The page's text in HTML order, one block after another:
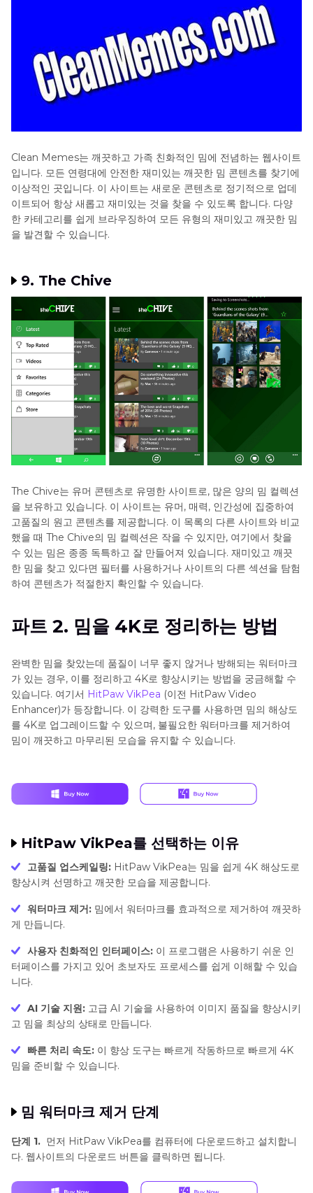
Clean Memes는 깨끗하고 가족 친화적인 밈에 전념하는 웹사이트
입니다. 모든 연령대에 안전한 재미있는 깨끗한 밈 콘텐츠를 찾기에
이상적인 곳입니다. 이 사이트는 새로운 콘텐츠로 정기적으로 업데
이트되어 항상 새롭고 재미있는 것을 찾을 수 있도록 합니다. 다양
한 카테고리를 쉽게 브라우징하여 모든 유형의 재미있고 깨끗한 밈
을 발견할 수 있습니다.
9. The Chive
The Chive는 유머 콘텐츠로 유명한 사이트로, 많은 양의 밈 컬렉션
을 보유하고 있습니다. 이 사이트는 유머, 매력, 인간성에 집중하여
고품질의 원고 콘텐츠를 제공합니다. 이 목록의 다른 사이트와 비교
했을 때 The Chive의 밈 컬렉션은 작을 수 있지만, 여기에서 찾을
수 있는 밈은 종종 독특하고 잘 만들어져 있습니다. 재미있고 깨끗
한 밈을 찾고 있다면 필터를 사용하거나 사이트의 다른 섹션을 탐험
하여 콘텐츠가 적절한지 확인할 수 있습니다.
파트 2. 밈을 4K로 정리하는 방법
완벽한 밈을 찾았는데 품질이 너무 좋지 않거나 방해되는 워터마크
가 있는 경우, 이를 정리하고 4K로 향상시키는 방법을 궁금해할 수
있습니다. 여기서 HitPaw VikPea (이전 HitPaw Video
Enhancer)가 등장합니다. 이 강력한 도구를 사용하면 밈의 해상도
를 4K로 업그레이드할 수 있으며, 불필요한 워터마크를 제거하여
밈이 깨끗하고 마무리된 모습을 유지할 수 있습니다.
HitPaw VikPea를 선택하는 이유
고품질 업스케일링: HitPaw VikPea는 밈을 쉽게 4K 해상도로
향상시켜 선명하고 깨끗한 모습을 제공합니다.
워터마크 제거: 밈에서 워터마크를 효과적으로 제거하여 깨끗하
게 만듭니다.
사용자 친화적인 인터페이스: 이 프로그램은 사용하기 쉬운 인
터페이스를 가지고 있어 초보자도 프로세스를 쉽게 이해할 수 있습
니다.
AI 기술 지원: 고급 AI 기술을 사용하여 이미지 품질을 향상시키
고 밈을 최상의 상태로 만듭니다.
빠른 처리 속도: 이 향상 도구는 빠르게 작동하므로 빠르게 4K
밈을 준비할 수 있습니다.
밈 워터마크 제거 단계
단계 1. 먼저 HitPaw VikPea를 컴퓨터에 다운로드하고 설치합니
다. 웹사이트의 다운로드 버튼을 클릭하면 됩니다.